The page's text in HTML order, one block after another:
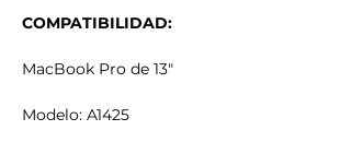
COMPATIBILIDAD:
MacBook Pro de 13"
Modelo: A1425